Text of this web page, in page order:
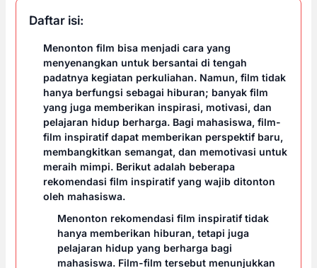
Daftar isi:
Menonton film bisa menjadi cara yang
menyenangkan untuk bersantai di tengah
padatnya kegiatan perkuliahan. Namun, film tidak
hanya berfungsi sebagai hiburan; banyak film
yang juga memberikan inspirasi, motivasi, dan
pelajaran hidup berharga. Bagi mahasiswa, film-
film inspiratif dapat memberikan perspektif baru,
membangkitkan semangat, dan memotivasi untuk
meraih mimpi. Berikut adalah beberapa
rekomendasi film inspiratif yang wajib ditonton
oleh mahasiswa.
Menonton rekomendasi film inspiratif tidak
hanya memberikan hiburan, tetapi juga
pelajaran hidup yang berharga bagi
mahasiswa. Film-film tersebut menunjukkan